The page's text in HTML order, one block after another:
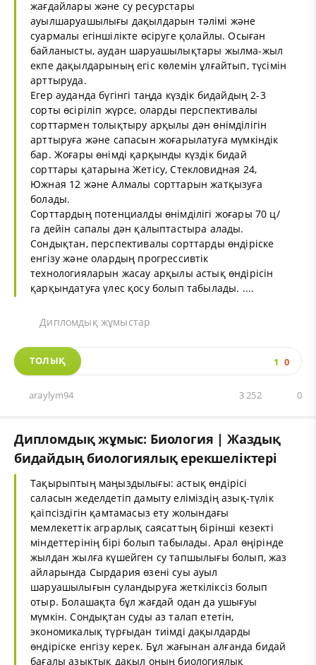
жағдайлары және су ресурстары
ауылшаруашылығы дақылдарын тәлімі және
суармалы егіншілікте өсіруге қолайлы. Осыған
байланысты, аудан шаруашылықтары жылма-жыл
екпе дақылдарының егіс көлемін ұлғайтып, түсімін
арттыруда.
Егер ауданда бүгінгі таңда күздік бидайдың 2-3
сорты өсіріліп жүрсе, оларды перспективалы
сорттармен толықтыру арқылы дән өнімділігін
арттыруға және сапасын жоғарылатуға мүмкіндік
бар. Жоғары өнімді қарқынды күздік бидай
сорттары қатарына Жетісу, Стекловидная 24,
Южная 12 және Алмалы сорттарын жатқызуға
болады.
Сорттардың потенциалды өнімділігі жоғары 70 ц/
га дейін сапалы дән қалыптастыра алады.
Сондықтан, перспективалы сорттарды өндіріске
енгізу және олардың прогрессивтік
технологияларын жасау арқылы астық өндірісін
қарқындатуға үлес қосу болып табылады. ....
Дипломдық жұмыстар
ТОЛЫҚ 1 0
araylym94 0
3 252
Дипломдық жұмыс: Биология | Жаздық
бидайдың биологиялық ерекшеліктері
Тақырыптың маңыздылығы: астық өндірісі
саласын жеделдетіп дамыту еліміздің азық-түлік
қаіпсіздігін қамтамасыз ету жолындағы
мемлекеттік аграрлық саясаттың бірінші кезекті
міндеттерінің бірі болып табылады. Арал өңірінде
жылдан жылға күшейген су тапшылығы болып, жаз
айларында Сырдария өзені суы ауыл
шаруашылығын суландыруға жеткіліксіз болып
отыр. Болашақта бұл жағдай одан да ушығуы
мүмкін. Сондықтан суды аз талап ететін,
экономикалық түрғыдан тиімді дақылдарды
өндіріске енгізу керек. Бұл жағынан алғанда бидай
бағалы азықтық дақыл оның биологиялық